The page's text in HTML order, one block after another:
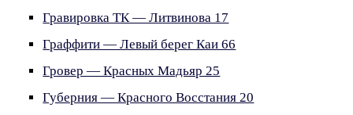
Гравировка ТК — Литвинова 17
Граффити — Левый берег Каи 66
Гровер — Красных Мадьяр 25
Губерния — Красного Восстания 20